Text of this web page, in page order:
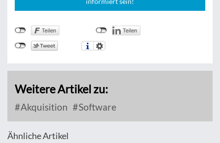
Weitere Artikel zu:
Akquisition Software
Ähnliche Artikel